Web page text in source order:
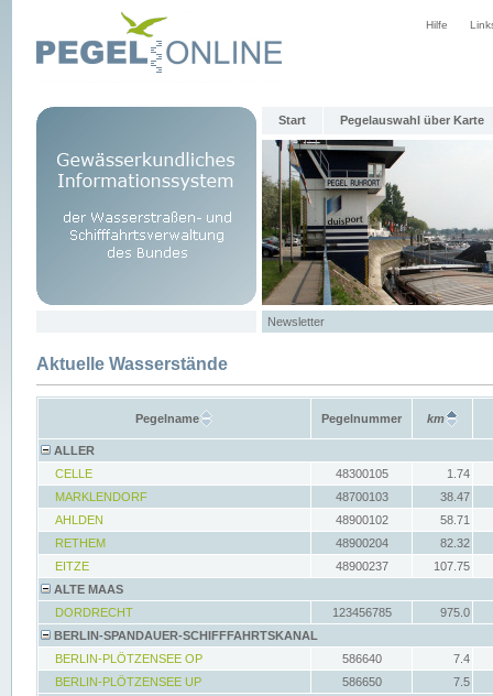
Hilfe
Start Pegelauswahl über Karte
Newsletter
Aktuelle Wasserstände
Pegelname Pegelnummer km
ALLER
CELLE
48300105
1.74
MARKLENDORF
48700103
38.47
AHLDEN
48900102
58.71
RETHEM
48900204
82.32
EITZE
48900237
107.75
ALTE MAAS
DORDRECHT
123456785
975.0
BERLIN-SPANDAUER-SCHIFFFAHRTSKANAL
BERLIN-PLÖTZENSEE OP
586640
7.4
BERLIN-PLÖTZENSEE UP
586650
7.5